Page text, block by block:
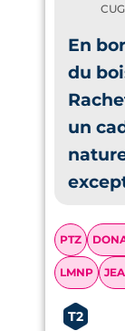
En
du
un
PTZ
LMNP
T2